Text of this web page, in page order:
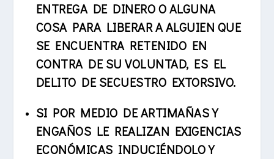
ENTREGA DE DINERO O ALGUNA
COSA PARA LIBERAR A ALGUIEN QUE
SE ENCUENTRA RETENIDO EN
CONTRA DE SU VOLUNTAD, ES EL
DELITO DE SECUESTRO EXTORSIVO.
SI POR MEDIO DE ARTIMAÑAS Y
ENGAÑOS LE REALIZAN EXIGENCIAS
ECONÓMICAS INDUCIÉNDOLO Y